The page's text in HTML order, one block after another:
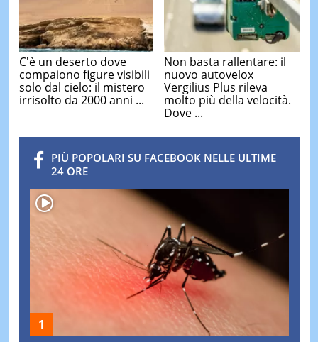
C'è un deserto dove
compaiono figure visibili
solo dal cielo: il mistero
irrisolto da 2000 anni ...
Non basta rallentare: il
nuovo autovelox
Vergilius Plus rileva
molto più della velocità.
Dove ...
PIÙ POPOLARI SU FACEBOOK NELLE ULTIME
24 ORE